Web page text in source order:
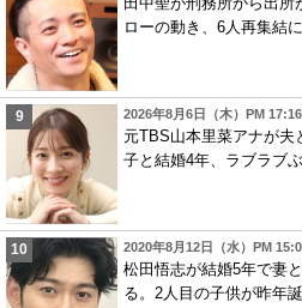
ローの動き、6人再集結
2026年8月6日（木）PM 17:16
元TBS山本里菜アナが
子と結婚4年、ラブラブ
2020年8月12日（水）PM
松田悟志が結婚5年で妻
る。2人目の子供が昨年